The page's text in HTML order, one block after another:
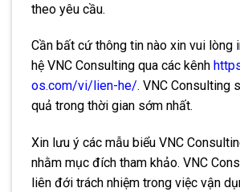
theo yêu cầu.
Cần bất cứ thông tin nào xin vui lòng
hệ VNC Consulting qua các kênh
os.com/vi/lien-he/. VNC Consulting
quả trong thời gian sớm nhất.
Xin lưu ý các mẫu biểu VNC
nhằm mục đích tham khảo. VNC
liên đới trách nhiệm trong việc vận